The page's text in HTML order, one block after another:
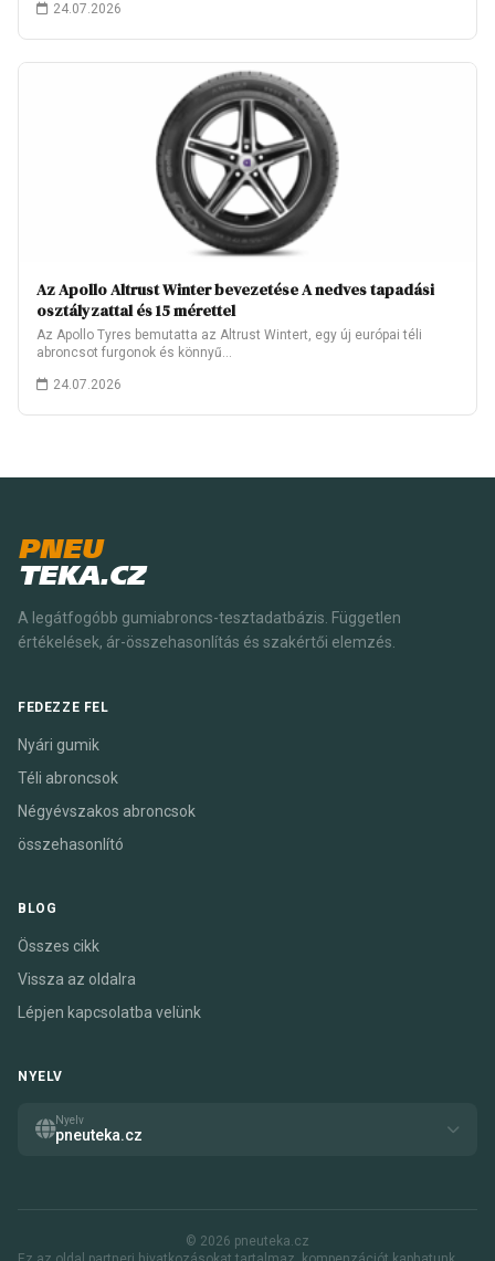
24.07.2026
Az Apollo Altrust Winter bevezetése A nedves tapadási
osztályzattal és 15 mérettel
Az Apollo Tyres bemutatta az Altrust Wintert, egy új európai téli
abroncsot furgonok és könnyű…
24.07.2026
PNEU
TEKA.CZ
A legátfogóbb gumiabroncs-tesztadatbázis. Független
értékelések, ár-összehasonlítás és szakértői elemzés.
FEDEZZE FEL
Nyári gumik
Téli abroncsok
Négyévszakos abroncsok
összehasonlító
BLOG
Összes cikk
Vissza az oldalra
Lépjen kapcsolatba velünk
NYELV
Nyelv
pneuteka.cz
© 2026 pneuteka.cz